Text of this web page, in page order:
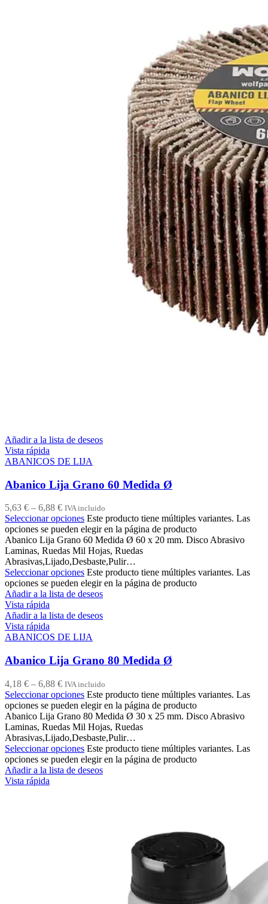
Añadir a la lista de deseos
Vista rápida
ABANICOS DE LIJA
Abanico Lija Grano 60 Medida Ø
5,63 € – 6,88 € IVA incluido
Seleccionar opciones Este producto tiene múltiples variantes. Las
opciones se pueden elegir en la página de producto
Abanico Lija Grano 60 Medida Ø 60 x 20 mm. Disco Abrasivo
Laminas, Ruedas Mil Hojas, Ruedas
Abrasivas,Lijado,Desbaste,Pulir…
Seleccionar opciones Este producto tiene múltiples variantes. Las
opciones se pueden elegir en la página de producto
Añadir a la lista de deseos
Vista rápida
Añadir a la lista de deseos
Vista rápida
ABANICOS DE LIJA
Abanico Lija Grano 80 Medida Ø
4,18 € – 6,88 € IVA incluido
Seleccionar opciones Este producto tiene múltiples variantes. Las
opciones se pueden elegir en la página de producto
Abanico Lija Grano 80 Medida Ø 30 x 25 mm. Disco Abrasivo
Laminas, Ruedas Mil Hojas, Ruedas
Abrasivas,Lijado,Desbaste,Pulir…
Seleccionar opciones Este producto tiene múltiples variantes. Las
opciones se pueden elegir en la página de producto
Añadir a la lista de deseos
Vista rápida